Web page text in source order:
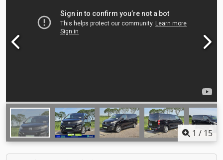
1 / 15